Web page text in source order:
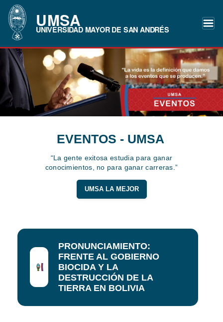
UMSA
UNIVERSIDAD MAYOR DE SAN ANDRÉS
EVENTOS - UMSA
“La gente exitosa estudia para ganar
conocimientos, no para ganar carreras.”
UMSA LA MEJOR
PRONUNCIAMIENTO:
FRENTE AL GOBIERNO
BIOCIDA Y LA
DESTRUCCIÓN DE LA
TIERRA EN BOLIVIA